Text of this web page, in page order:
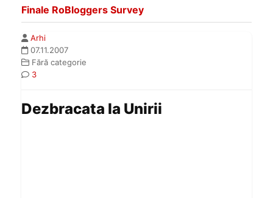
Finale RoBloggers Survey
Arhi
07.11.2007
Fără categorie
3
Dezbracata la Unirii